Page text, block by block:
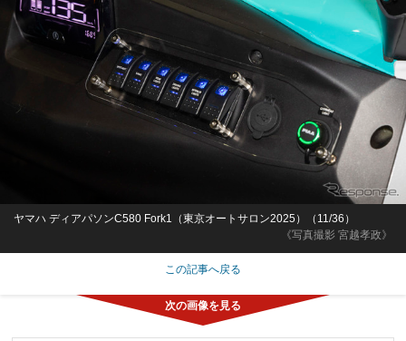
《写真撮影 宮越孝政》
ヤマハ ディアパソンC580 Fork1（東京オートサロン2025）（11/36）
この記事へ戻る